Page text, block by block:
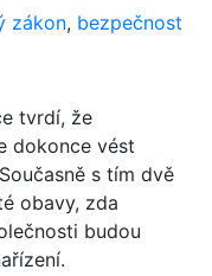
zákon, bezpečnost
tvrdí, že
dokonce vést
s tím dvě
obavy, zda
budou